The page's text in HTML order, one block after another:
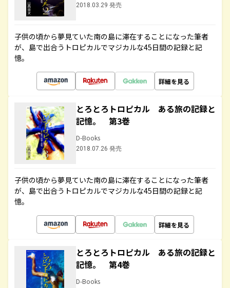
2018.03.29 発売
子供の頃から夢見ていた南の島に滞在することになった筆者
が、島で出合うトロピカルでマジカルな45日間の記録と記
憶。
詳細を見る
とろとろトロピカル ある旅の記録と
記憶。 第3巻
D-Books
2018.07.26 発売
子供の頃から夢見ていた南の島に滞在することになった筆者
が、島で出合うトロピカルでマジカルな45日間の記録と記
憶。
詳細を見る
とろとろトロピカル ある旅の記録と
記憶。 第4巻
D-Books